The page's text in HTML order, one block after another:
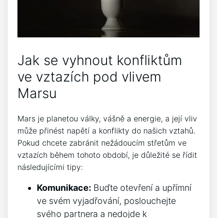
Jak se vyhnout konfliktům
ve vztazích pod vlivem
Marsu
Mars je planetou války, vášně a energie, a její vliv
může přinést napětí a konflikty do našich vztahů.
Pokud chcete zabránit nežádoucím střetům ve
vztazích během tohoto období, je důležité se řídit
následujícími tipy:
Komunikace: Buďte otevření a upřímní
ve svém vyjadřování, poslouchejte
svého partnera a nedojde k